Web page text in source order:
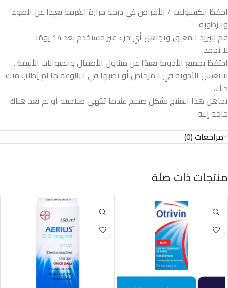
احفظ الكبسولات / الأقراص في درجة حرارة الغرفة بعيدا عن الضوء
والرطوبة.
قم بتبريد المعلق وتجاهل أي جزء غير مستخدم بعد 14 يومًا.
لا تجمد.
احتفظ بجميع الأدوية بعيدًا عن متناول الأطفال والحيوانات الأليفة .
لا تغسل الأدوية في المرحاض أو تصبها في البالوعة ما لم يُطلب منك
ذلك.
تجاهل هذا المنتج بشكل صحيح عندما تنتهي صلاحيته أو لم تعد هناك
حاجة إليه
مراجعات (0)
منتجات ذات صلة